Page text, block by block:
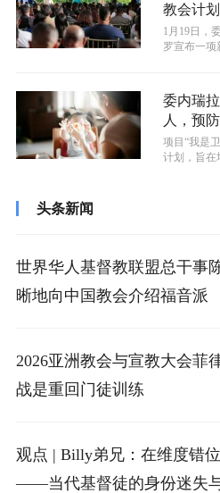
教会计
1月19日，
罗宣布一项
委内瑞
人，预
项目“我是
计划，旨在
头条新闻
世界华人基督教联盟总干事
晰地向中国教会介绍福音派
2026亚洲教会与宣教大会菲
战是重回门徒训练
观点 | Billy弟兄：在维度错
——当代基督徒的身份迷失